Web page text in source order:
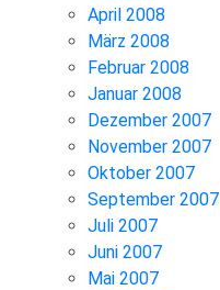
April 2008
März 2008
Februar 2008
Januar 2008
Dezember 2007
November 2007
Oktober 2007
September 2007
Juli 2007
Juni 2007
Mai 2007